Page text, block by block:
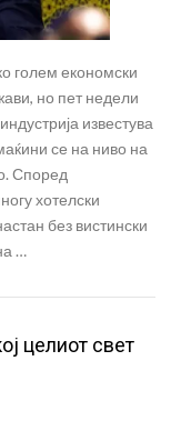
голем економски
но пет недели
известува
се на ниво на
Според
хотелски
без вистински
…
целиот свет